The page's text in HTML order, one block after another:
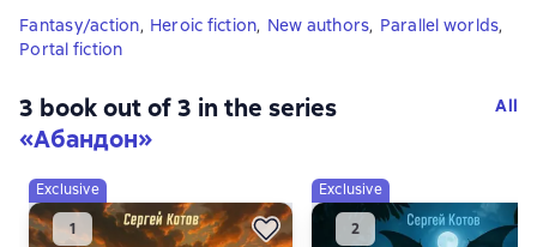
Fantasy/action, Heroic fiction, New authors, Parallel worlds,
Portal fiction
3 book out of 3 in the series
«Абандон»
All
Exclusive Exclusive